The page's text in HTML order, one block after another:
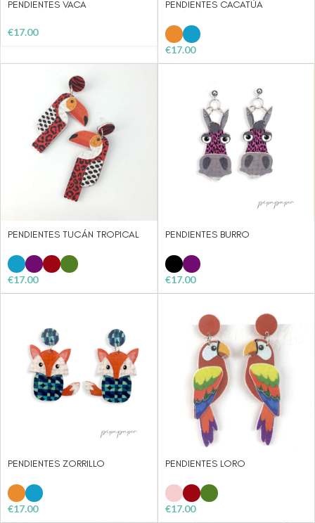
PENDIENTES VACA
€17.00
PENDIENTES CACATÚA
€17.00
PENDIENTES TUCÁN TROPICAL
€17.00
PENDIENTES BURRO
€17.00
PENDIENTES ZORRILLO
€17.00
PENDIENTES LORO
€17.00